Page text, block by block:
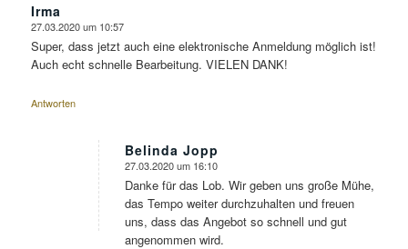
Irma
sagte:
27.03.2020 um 10:57
Super, dass jetzt auch eine elektronische Anmeldung möglich ist!
Auch echt schnelle Bearbeitung. VIELEN DANK!
Antworten
Belinda Jopp
sagte:
27.03.2020 um 16:10
Danke für das Lob. Wir geben uns große Mühe,
das Tempo weiter durchzuhalten und freuen
uns, dass das Angebot so schnell und gut
angenommen wird.